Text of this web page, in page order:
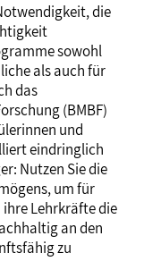
die
sowohl
als auch für
das
(BMBF)
und
eindringlich
Nutzen Sie die
um für
ihre Lehrkräfte die
an den
zu